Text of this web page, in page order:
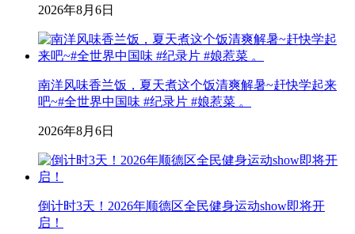
2026年8月6日
南洋风味香兰饭，夏天煮这个饭清爽解暑~赶快学起来
吧~#全世界中国味 #纪录片 #娘惹菜 。
2026年8月6日
倒计时3天！2026年顺德区全民健身运动show即将开
启！